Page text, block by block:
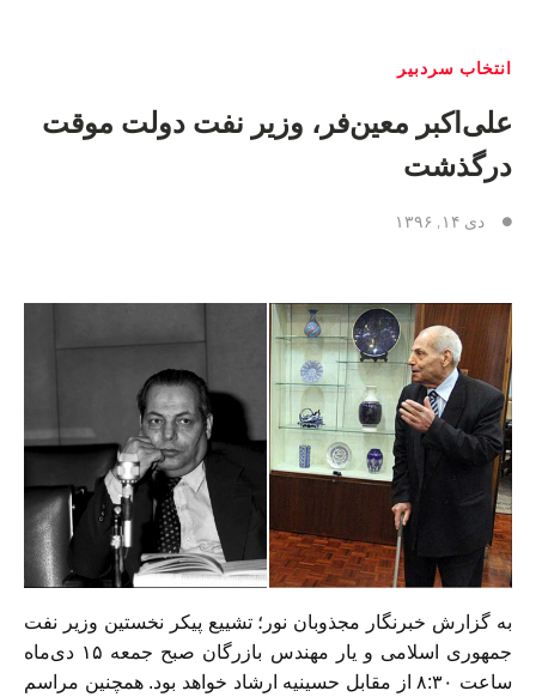
انتخاب سردبیر
علی‌اکبر معین‌فر، وزیر نفت دولت موقت
درگذشت
دی ۱۴, ۱۳۹۶
به گزارش خبرنگار مجذوبان نور؛تشییع پیکر
نخستین وزیر نفت
جمهوری اسلامی و یار مهندس بازرگان
صبح جمعه ۱۵ دی‌ماه
ساعت ۸:۳۰ از مقابل حسینیه ارشاد خواهد بود.
همچنین مراسم